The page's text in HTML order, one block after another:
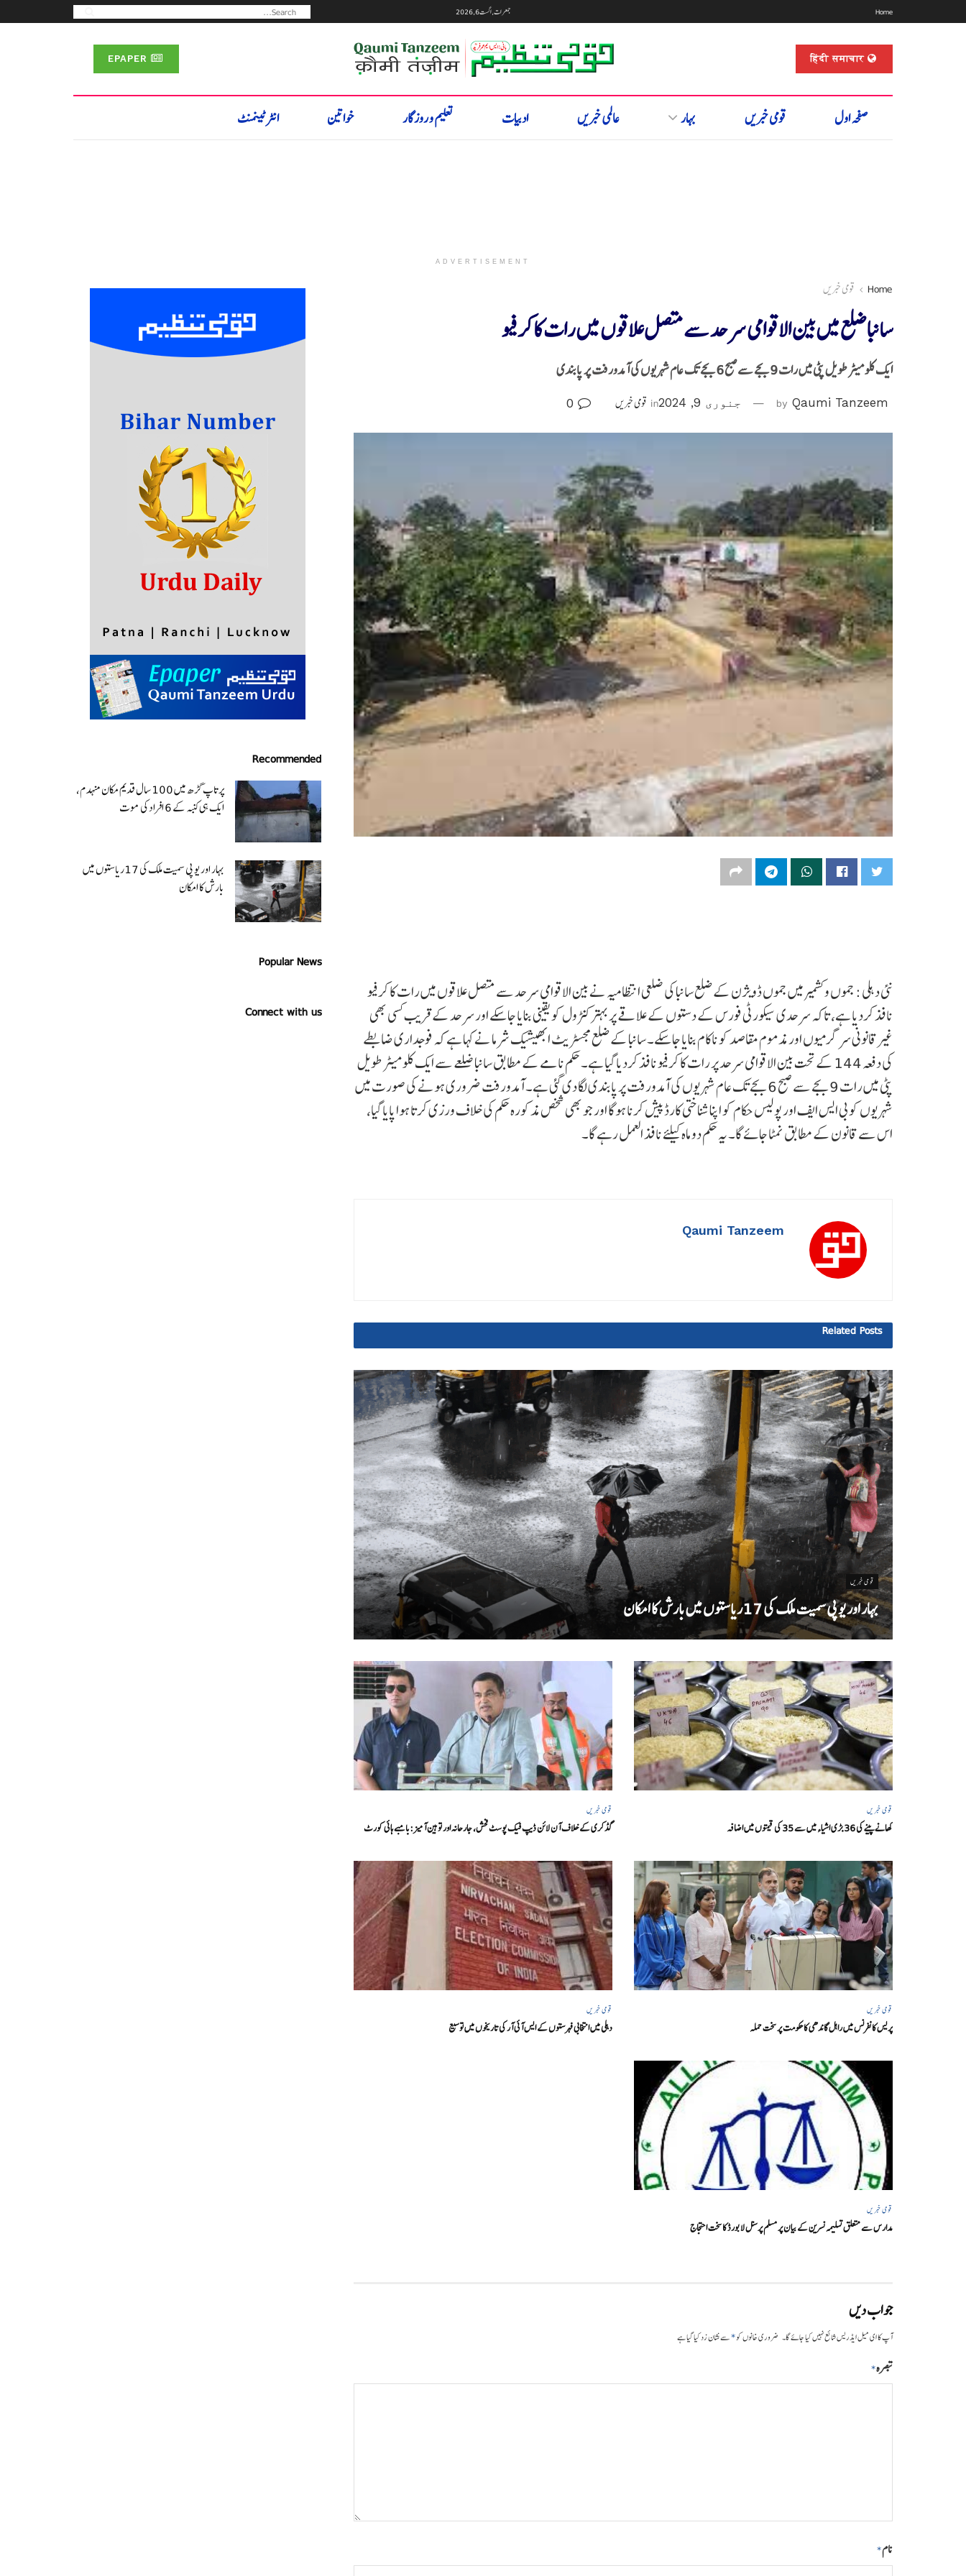
Home جمعرات, اگست 6, 2026
हिंदी समाचार
صفحہ اول قومی خبریں بہار عالمی خبریں ادبیات تعلیم و روزگار خواتین انٹرٹینمنٹ
ADVERTISEMENT
Home قومی خبریں
سانباضلع میں بین الاقوامی سرحد سے متصل علاقوں میں رات کا کرفیو
ایک کلو میٹر طویل پٹی میں رات 9 بجے سے صبح 6 بجے تک عام شہریوں کی آمدورفت پر پابندی
by Qaumi Tanzeem جنوری 9, 2024 in قومی خبریں
نئی دہلی : جموں وکشمیر میں جموں ڈویژن کے ضلع سانبا کی ضلعی انتظامیہ نے بین الاقوامی سرحد سے متصل علاقوں میں رات کا کرفیو
نافذ کردیا ہے، تاکہ سرحدی سیکورٹی فورس کے دستوں کے علاقے پر بہتر کنٹرول کو یقینی بنایا جاسکے اور سرحد کے قریب کسی بھی
غیرقانونی سرگرمیوں اور مذموم مقاصد کو ناکام بنایا جاسکے۔ سانبا کے ضلع مجسٹریٹ ابھیشیک شرما نے کہا ہے کہ فوجداری ضابطے
کی دفعہ 144 کے تحت بین الاقوامی سرحد پر رات کا کرفیو نافذ کردیا گیا ہے۔ حکم نامے کے مطابق سانبا ضلعے سے ایک کلو میٹر طویل
پٹی میں رات 9 بجے سے صبح 6 بجے تک عام شہریوں کی آمدورفت پر پابندی لگا دی گئی ہے۔ آمدورفت ضروری ہونے کی صورت میں
شہریوں کو بی ایس ایف اور پولیس حکام کو اپنا شناختی کارڈ پیش کرنا ہوگا اور جو بھی شخص مذکورہ حکم کی خلاف ورزی کرتا ہوا پایا گیا،
اس سے قانون کے مطابق نمٹا جائے گا۔ یہ حکم دو ماہ کیلئے نافذ العمل رہے گا۔
Qaumi Tanzeem
Related Posts
قومی خبریں
بہار اور یو پی سمیت ملک کی 17ریاستوں میں بارش کا امکان
قومی خبریں
کھانے پینے کی 36 بڑی اشیاء میں سے 35 کی قیمتوں میں اضافہ
قومی خبریں
گڈکری کے خلاف آن لائن ڈیپ فیک پوسٹ فحش، جارحانہ اور توہین آمیز:بامبے ہائی کورٹ
قومی خبریں
پریس کانفرنس میں راہل گاندھی کا حکومت پر سخت حملہ
قومی خبریں
دہلی میں انتخابی فہرستوں کے ایس آئی آر کی تاریخوں میں توسیع
قومی خبریں
مدارس سے متعلق تسلیمہ نسرین کے بیان پر مسلم پرسنل لا بورڈ کا سخت احتجاج
جواب دیں
آپ کا ای میل ایڈریس شائع نہیں کیا جائے گا۔ ضروری خانوں کو*سے نشان زد کیا گیا ہے
تبصرہ*
نام*
Recommended
پرتاپ گڑھ میں 100 سال قدیم مکان منہدم،
ایک ہی کنبہ کے 6 افراد کی موت
بہار اور یو پی سمیت ملک کی 17ریاستوں میں
بارش کا امکان
Popular News
Connect with us